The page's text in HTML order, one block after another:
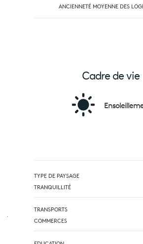
ANCIENNETÉ MOYENNE DES
Cadre de vie
TYPE DE PAYSAGE
TRANQUILLITÉ
TRANSPORTS
COMMERCES